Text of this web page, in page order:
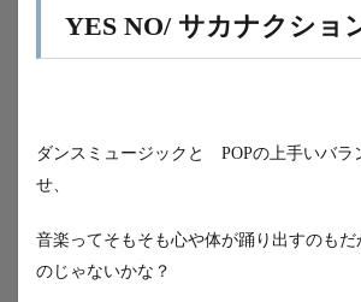
YES NO/ サカナクショ
ダンスミュージックと POPの上手いバラ
せ、
音楽ってそもそも心や体が踊り出すのも
のじゃないかな？